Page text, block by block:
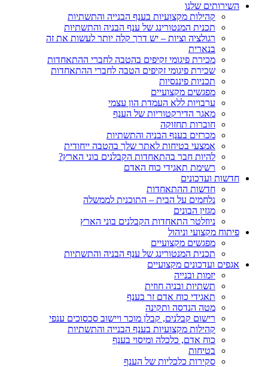
השירותים שלנו
קהילות מקצועיות בענף הבנייה והתשתיות
תכנית המנטורינג של ענף הבניה והתשתיות
רגולציה וציות – יש דרך קלה יותר לעשות את זה
בנארית
מכירת פיגומי זקיפים בהטבה לחברי ההתאחדות
שכירת פיגומי זקיפים הטבה לחברי ההתאחדות
תכניות פיננסיות
מפגשים מקצועיים
ערבויות ללא העמדת הון עצמי
מאגר הדירקטוריות של הענף
חוברות תחזוקה
מכרזים בענף הבניה והתשתיות
אמצעי בטיחות לאתר שלך בהטבה ייחודית
להיות חבר בהתאחדות הקבלנים בוני הארץ?
רשימת תאגידי כוח האדם
חדשות ועדכונים
חדשות ההתאחדות
נלחמים על הבית – התוכנית לממשלה
מגזין הבונים
ניוזלטר התאחדות הקבלנים בוני הארץ
פיתוח מקצועי וניהול
מפגשים מקצועיים
תכנית המנטורינג של ענף הבניה והתשתיות
אגפים ועדכונים מקצועיים
יזמות ובנייה
תשתיות ובניה חוזית
תאגידי כוח אדם זר בענף
מטה הנדסה ותקינה
רישום קבלנים, קבלן מוכר ויישוב סכסוכים ענפי
קהילות מקצועיות בענף הבנייה והתשתיות
כוח אדם, כלכלה ומיסוי בענף
בטיחות
סקירות כלכליות של הענף